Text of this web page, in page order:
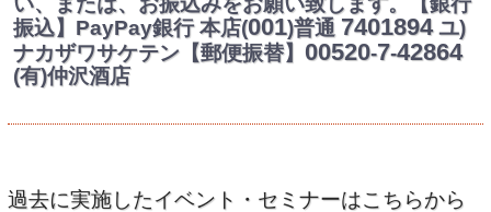
振込】PayPay銀行 本店(001)普通 7401894ユ)
ナカザワサケテン【郵便振替】 00520-7-42864
(有)仲沢酒店
過去に実施したイベント・セミナーはこちらから